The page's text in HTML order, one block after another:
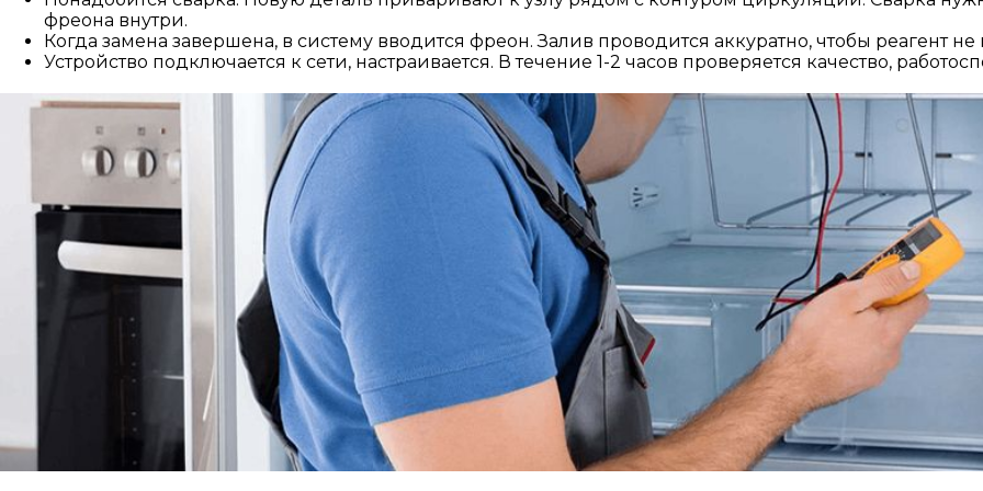
фреона внутри.
Когда замена завершена, в систему вводится фреон. Залив проводится аккуратно, чтобы реагент
Устройство подключается к сети, настраивается. В течение 1-2 часов проверяется качество,